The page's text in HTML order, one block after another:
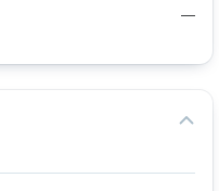
—